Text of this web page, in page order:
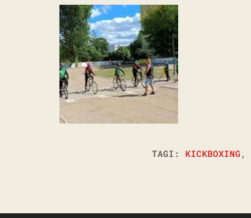
TAGI : KICKBOXING ,